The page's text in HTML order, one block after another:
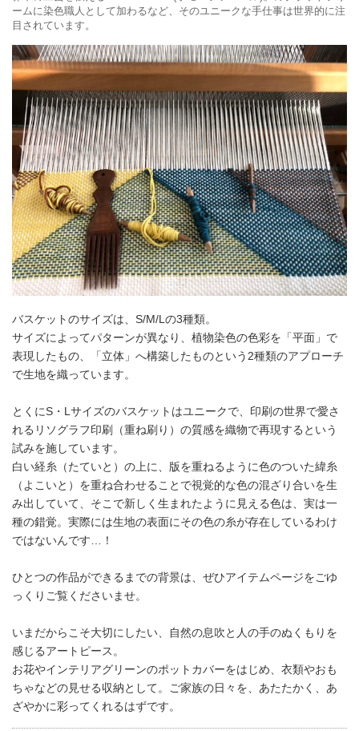
ームに染色職人として加わるなど、そのユニークな手仕事は世界的に注
目されています。
バスケットのサイズは、S/M/Lの3種類。
サイズによってパターンが異なり、植物染色の色彩を「平面」で
表現したもの、「立体」へ構築したものという2種類のアプローチ
で生地を織っています。
とくにS・Lサイズのバスケットはユニークで、印刷の世界で愛さ
れるリソグラフ印刷（重ね刷り）の質感を織物で再現するという
試みを施しています。
白い経糸（たていと）の上に、版を重ねるように色のついた緯糸
（よこいと）を重ね合わせることで視覚的な色の混ざり合いを生
み出していて、そこで新しく生まれたように見える色は、実は一
種の錯覚。実際には生地の表面にその色の糸が存在しているわけ
ではないんです…！
ひとつの作品ができるまでの背景は、ぜひアイテムページをごゆ
っくりご覧くださいませ。
いまだからこそ大切にしたい、自然の息吹と人の手のぬくもりを
感じるアートピース。
お花やインテリアグリーンのポットカバーをはじめ、衣類やおも
ちゃなどの見せる収納として。ご家族の日々を、あたたかく、あ
ざやかに彩ってくれるはずです。